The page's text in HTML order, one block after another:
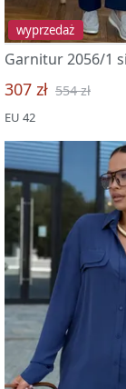
wyprzedaż
Garnitur 2056/1
307 zł 554 zł
EU 42